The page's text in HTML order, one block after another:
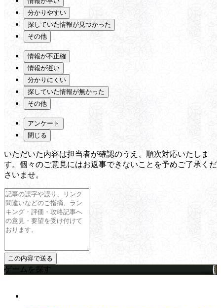
分かりやすい
探していた情報が見つかった
その他
情報が不正確
情報が遅い
分かりにくい
探していた情報が無かった
その他
アンケート
閉じる
いただいた内容は担当者が確認のうえ、順次対応いたしま
す。個々のご意見にはお返事できないことを予めご了承くだ
さいませ。
ゲームを探す